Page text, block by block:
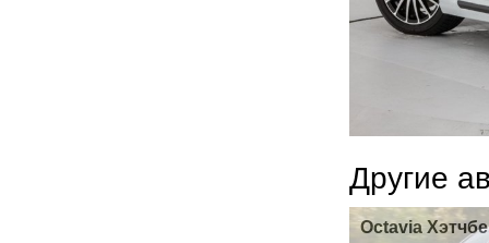
Другие
Octavia